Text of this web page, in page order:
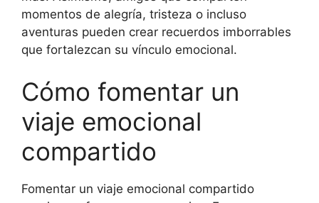
momentos de alegría, tristeza o incluso
aventuras pueden crear recuerdos imborrables
que fortalezcan su vínculo emocional.
Cómo fomentar un
viaje emocional
compartido
Fomentar un viaje emocional compartido